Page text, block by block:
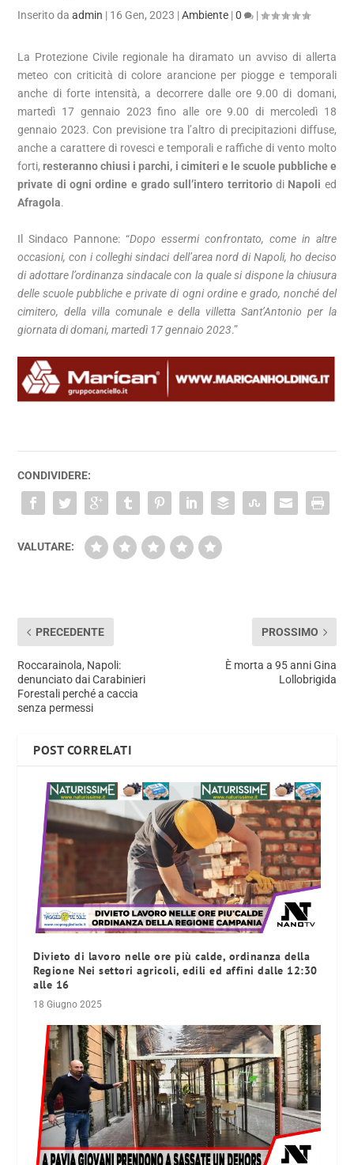
Inserito daadmin | 16 Gen, 2023 |Ambiente |0 |
La Protezione Civile regionale ha diramato un avviso di allerta
meteo con criticità di colore arancione per piogge e temporali
anche di forte intensità, a decorrere dalle ore 9.00 di domani,
martedì 17 gennaio 2023 fino alle ore 9.00 di mercoledì 18
gennaio 2023. Con previsione tra l’altro di precipitazioni diffuse,
anche a carattere di rovesci e temporali e raffiche di vento molto
forti,resteranno chiusi i parchi, i cimiteri e le scuole pubbliche e
private di ogni ordine e grado sull’intero territoriodi Napoli ed
Afragola.
Il Sindaco Pannone: “Dopo essermi confrontato, come in altre
occasioni, con i colleghi sindaci dell’area nord di Napoli, ho deciso
di adottare l’ordinanza sindacale con la quale si dispone la chiusura
delle scuole pubbliche e private di ogni ordine e grado, nonché del
cimitero, della villa comunale e della villetta Sant’Antonio per la
giornata di domani, martedì 17 gennaio 2023.”
CONDIVIDERE:
VALUTARE:
PRECEDENTE
Roccarainola, Napoli:
denunciato dai Carabinieri
Forestali perché a caccia
senza permessi
PROSSIMO
È morta a 95 anni Gina
Lollobrigida
POST CORRELATI
Divieto di lavoro nelle ore più calde, ordinanza della
Regione Nei settori agricoli, edili ed affini dalle 12:30
alle 16
18 Giugno 2025